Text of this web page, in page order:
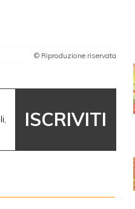
© Riproduzione riservata
ISCRIVITI